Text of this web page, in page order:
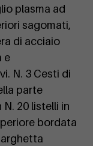
plasma ad
sagomati,
di acciaio
e
N. 3 Cesti di
parte
20 listelli in
bordata